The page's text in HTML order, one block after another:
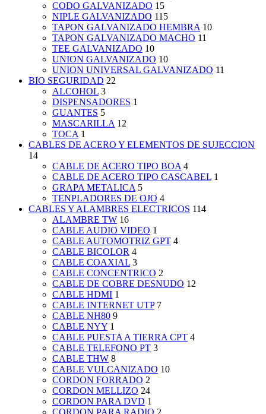
CODO GALVANIZADO 15
NIPLE GALVANIZADO 115
TAPON GALVANIZADO HEMBRA 10
TAPON GALVANIZADO MACHO 11
TEE GALVANIZADO 10
UNION GALVANIZADO 10
UNION UNIVERSAL GALVANIZADO 11
BIO SEGURIDAD 22
ALCOHOL 3
DISPENSADORES 1
GUANTES 5
MASCARILLA 12
TOCA 1
CABLES DE ACERO Y ELEMENTOS DE SUJECCION
14
CABLE DE ACERO TIPO BOA 4
CABLE DE ACERO TIPO CASCABEL 1
GRAPA METALICA 5
TENPLADORES DE OJO 4
CABLES Y ALAMBRES ELECTRICOS 114
ALAMBRE TW 16
CABLE AUDIO VIDEO 1
CABLE AUTOMOTRIZ GPT 4
CABLE BICOLOR 4
CABLE COAXIAL 3
CABLE CONCENTRICO 2
CABLE DE COBRE DESNUDO 12
CABLE HDMI 1
CABLE INTERNET UTP 7
CABLE NH80 9
CABLE NYY 1
CABLE PUESTA A TIERRA CPT 4
CABLE TELEFONO PT 3
CABLE THW 8
CABLE VULCANIZADO 10
CORDON FORRADO 2
CORDON MELLIZO 24
CORDON PARA DVD 1